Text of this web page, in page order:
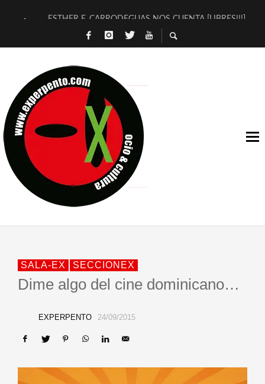
ESTHER F. CARRODEGUAS NOS CUENTA [LIBRES!!!]
[TERRA DE GUAPES] DE SANDRA MONFORT
TIMBRE 4, LA ESCUELA DEL DIRECTOR TEATRAL CLAUDIO
30 AÑOS (NO ES NADA) DE LA KATARSIS DEL TOMATAZO
MILITARES JUDÍAS EN #EXVITA
D’BALDOMEROS REINVENTAN [BITÁCORA 3.0] EN EXVITA
MARSHALL FLASH PRESENTA EN EXVITA [RELATIVA
JOFRE BARDAGÍ EN EXVITA INTERPRETANDO A SERRAT
SALA-EX SECCIONEX
Dime algo del cine dominicano…
EXPERPENTO 24/09/2015